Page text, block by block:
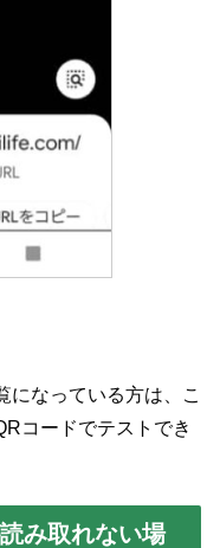
なっている方は、こ
コードでテストでき
み取れない場